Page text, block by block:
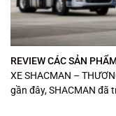
REVIEW CÁC SẢN
XE SHACMAN –
gần đây, SHACMAN đã